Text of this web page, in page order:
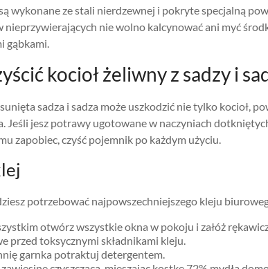
wykonane ze stali nierdzewnej i pokryte specjalną
nieprzywierających nie wolno kalcynować ani myć
gąbkami.
kocioł żeliwny z sadzy i
sadza i sadza może uszkodzić nie tylko kocioł,
Jeśli jesz potrawy ugotowane w naczyniach
zapobiec, czyść pojemnik po każdym użyciu.
potrzebować najpowszechniejszego kleju
otwórz wszystkie okna w pokoju i załóż
przed toksycznymi składnikami kleju.
garnka potraktuj detergentem.